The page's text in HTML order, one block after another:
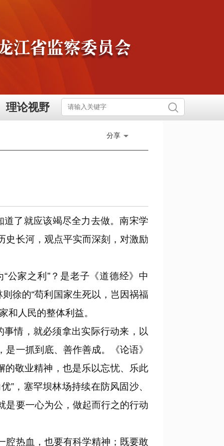
理论视野
分享
了就应该竭尽全力去做。南宋学
史长河，观点平实而深刻，对激励
公家之利”？是老子《道德经》中
徐的“苟利国家生死以，岂因祸福
和人民的整体利益。
情，就必须拿出实际行动来，以
一抓到底、善作善成。《论语》
的敬业精神，也是乐以忘忧、乐此
”，塞罕坝林场持续在防风固沙、
是要一心为公，做起而行之的行动
热血，也要有科学精神；既要敢